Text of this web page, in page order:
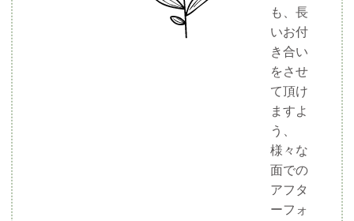
も、長
いお付
き合い
をさせ
て頂け
ますよ
う、
様々な
面での
アフタ
ーフォ